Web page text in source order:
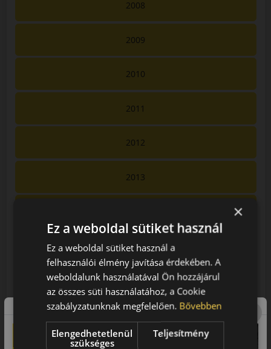
2008
2009
2010
2011
2012
2013
2015
2016
2017
×
Ez a weboldal sütiket használ
Ez a weboldal sütiket használ a
felhasználói élmény javítása érdekében. A
weboldalunk használatával Ön hozzájárul
az összes süti használatához, a Cookie
szabályzatunknak megfelelően. Bővebben
Elengedhetetlenül
szükséges
Teljesítmény